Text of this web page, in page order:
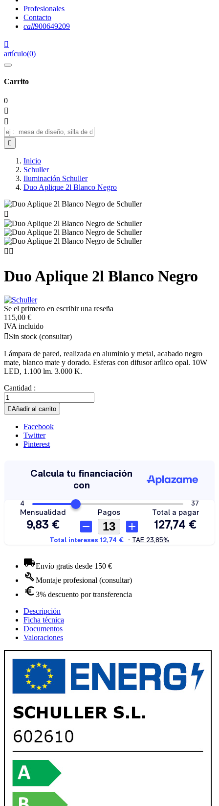
Profesionales
Contacto
call900649209

artículo(0)
Carrito
0



Inicio
Schuller
Iluminación Schuller
Duo Aplique 2l Blanco Negro

 
Duo Aplique 2l Blanco Negro
Se el primero en escribir una reseña
115,00 €
IVA incluido
Sin stock (consultar)
Lámpara de pared, realizada en aluminio y metal, acabado negro
mate, blanco mate y dorado. Esferas con difusor arílico opal. 10W
LED, 1.100 lm. 3.000 K.
Cantidad :
Añadir al carrito
Facebook
Twitter
Pinterest
Envío gratis desde 150 €
Montaje profesional (consultar)
3% descuento por transferencia
Descripción
Ficha técnica
Documentos
Valoraciones